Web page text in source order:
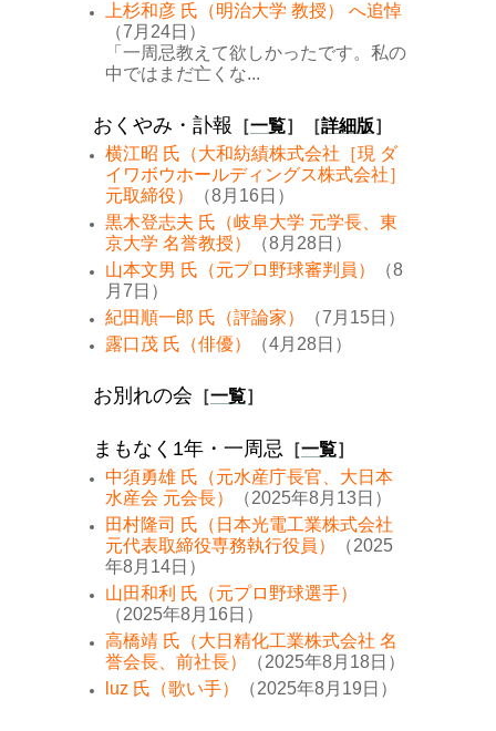
上杉和彦 氏（明治大学 教授） へ追悼
（7月24日）
「一周忌教えて欲しかったです。私の
中ではまだ亡くな...
おくやみ・訃報 ［一覧］［詳細版］
横江昭 氏（大和紡績株式会社［現 ダ
イワボウホールディングス株式会社］
元取締役）
（8月16日）
黒木登志夫 氏（岐阜大学 元学長、東
京大学 名誉教授）
（8月28日）
山本文男 氏（元プロ野球審判員）
（8
月7日）
紀田順一郎 氏（評論家）
（7月15日）
露口茂 氏（俳優）
（4月28日）
お別れの会 ［一覧］
まもなく1年・一周忌 ［一覧］
中須勇雄 氏（元水産庁長官、大日本
水産会 元会長）
（2025年8月13日）
田村隆司 氏（日本光電工業株式会社
元代表取締役専務執行役員）
（2025
年8月14日）
山田和利 氏（元プロ野球選手）
（2025年8月16日）
高橋靖 氏（大日精化工業株式会社 名
誉会長、前社長）
（2025年8月18日）
luz 氏（歌い手）
（2025年8月19日）